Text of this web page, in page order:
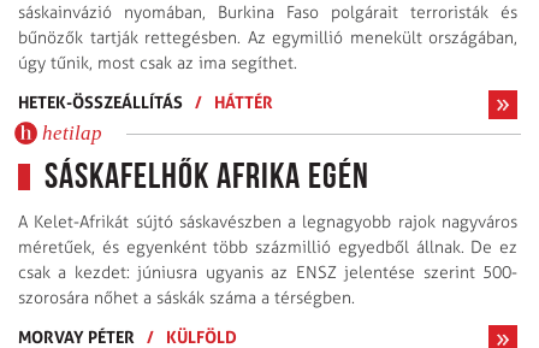
sáskainvázió nyomában, Burkina Faso polgárait terroristák és
bűnözők tartják rettegésben. Az egymillió menekült országában,
úgy tűnik, most csak az ima segíthet.
HETEK-ÖSSZEÁLLÍTÁS / HÁTTÉR
hetilap
Sáskafelhők Afrika egén
A Kelet-Afrikát sújtó sáskavészben a legnagyobb rajok nagyváros
méretűek, és egyenként több százmillió egyedből állnak. De ez
csak a kezdet: júniusra ugyanis az ENSZ jelentése szerint 500-
szorosára nőhet a sáskák száma a térségben.
MORVAY PÉTER
/ KÜLFÖLD